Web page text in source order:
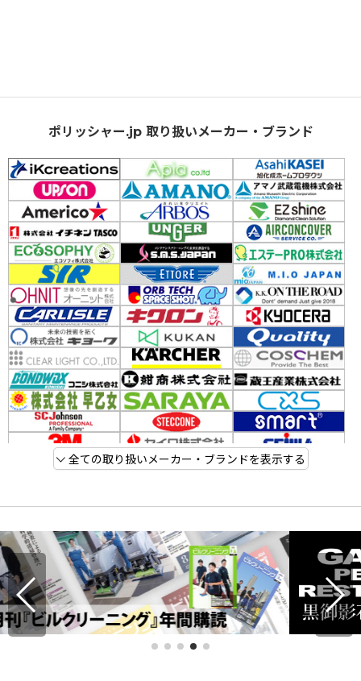
ポリッシャー.jp 取り扱いメーカー・ブランド
全ての取り扱いメーカー・ブランドを表示する